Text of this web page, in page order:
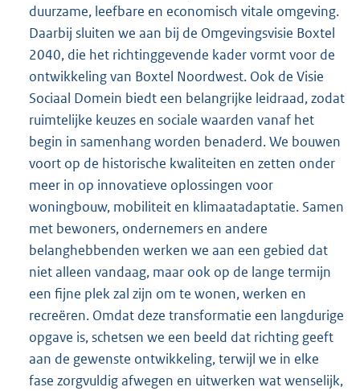
duurzame, leefbare en economisch vitale omgeving.
Daarbij sluiten we aan bij de Omgevingsvisie Boxtel
2040, die het richtinggevende kader vormt voor de
ontwikkeling van Boxtel Noordwest. Ook de Visie
Sociaal Domein biedt een belangrijke leidraad, zodat
ruimtelijke keuzes en sociale waarden vanaf het
begin in samenhang worden benaderd. We bouwen
voort op de historische kwaliteiten en zetten onder
meer in op innovatieve oplossingen voor
woningbouw, mobiliteit en klimaatadaptatie. Samen
met bewoners, ondernemers en andere
belanghebbenden werken we aan een gebied dat
niet alleen vandaag, maar ook op de lange termijn
een fijne plek zal zijn om te wonen, werken en
recreëren. Omdat deze transformatie een langdurige
opgave is, schetsen we een beeld dat richting geeft
aan de gewenste ontwikkeling, terwijl we in elke
fase zorgvuldig afwegen en uitwerken wat wenselijk,